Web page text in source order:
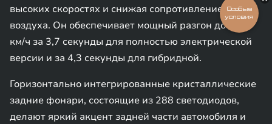
высоких скоростях и снижая сопротивление
воздуха. Он обеспечивает мощный разгон до 100
км/ч за 3,7 секунды для полностью электрической
версии и за 4,3 секунды для гибридной.
Горизонтально интегрированные кристаллические
задние фонари, состоящие из 288 светодиодов,
делают яркий акцент задней части автомобиля и
Особые
условия